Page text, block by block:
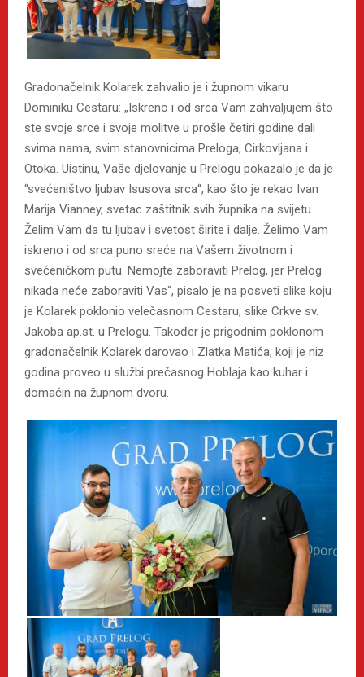
Gradonačelnik Kolarek zahvalio je i župnom vikaru
Dominiku Cestaru: „Iskreno i od srca Vam zahvaljujem što
ste svoje srce i svoje molitve u prošle četiri godine dali
svima nama, svim stanovnicima Preloga, Cirkovljana i
Otoka. Uistinu, Vaše djelovanje u Prelogu pokazalo je da je
“svećeništvo ljubav Isusova srca“, kao što je rekao Ivan
Marija Vianney, svetac zaštitnik svih župnika na svijetu.
Želim Vam da tu ljubav i svetost širite i dalje. Želimo Vam
iskreno i od srca puno sreće na Vašem životnom i
svećeničkom putu. Nemojte zaboraviti Prelog, jer Prelog
nikada neće zaboraviti Vas“, pisalo je na posveti slike koju
je Kolarek poklonio velečasnom Cestaru, slike Crkve sv.
Jakoba ap.st. u Prelogu. Također je prigodnim poklonom
gradonačelnik Kolarek darovao i Zlatka Matića, koji je niz
godina proveo u službi prečasnog Hoblaja kao kuhar i
domaćin na župnom dvoru.